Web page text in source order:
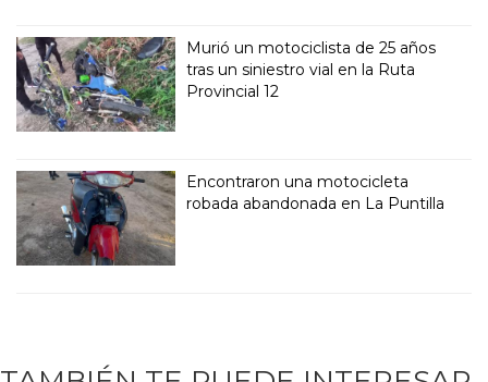
Murió un motociclista de 25 años
tras un siniestro vial en la Ruta
Provincial 12
Encontraron una motocicleta
robada abandonada en La Puntilla